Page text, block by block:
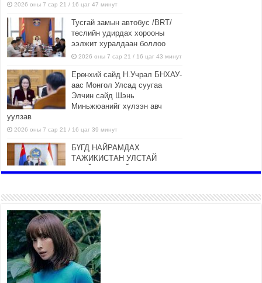
2026 оны 7 сар 21 / 16 цаг 47 минут
Тусгай замын автобус /BRT/
төслийн удирдах хорооны
ээлжит хуралдаан боллоо
2026 оны 7 сар 21 / 16 цаг 43 минут
Ерөнхий сайд Н.Учрал БНХАУ-
аас Монгол Улсад суугаа
Элчин сайд Шэнь
Миньжюанийг хүлээн авч
уулзав
2026 оны 7 сар 21 / 16 цаг 39 минут
БҮГД НАЙРАМДАХ
ТАЖИКИСТАН УЛСТАЙ
26,992 суралцагч хотхоны бага
сургуульд, 8100 суралцагч
төрөлжсөн ахлах сургуульд
суралцана
2026 оны 7 сар 21 / 13 цаг 43 минут
COP17 хурлын үеэрх замын